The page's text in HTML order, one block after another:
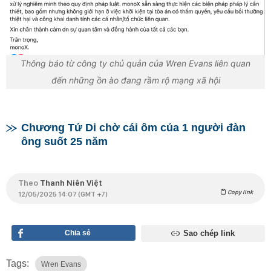
Thông báo từ công ty chủ quản của Wren Evans liên quan
đến những ồn ào đang rầm rộ mạng xã hội
Chương Tử Di chờ cái ôm của 1 người đàn
ông suốt 25 năm
Theo Thanh Niên Việt
12/05/2025 14:07 (GMT +7) Copy link
Chia sẻ Sao chép link
Tags: Wren Evans